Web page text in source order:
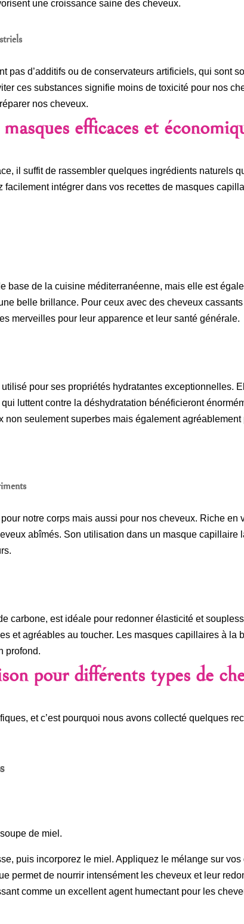
une croissance saine des cheveux.
pas d’additifs ou de conservateurs artificiels, qui sont
ces substances signifie moins de toxicité pour nos
nos cheveux.
efficaces et
il suffit de rassembler quelques ingrédients naturels
intégrer dans vos recettes de masques
base de la cuisine méditerranéenne, mais elle est
belle brillance. Pour ceux avec des cheveux
merveilles pour leur apparence et leur santé générale.
pour ses propriétés hydratantes exceptionnelles.
luttent contre la déshydratation bénéficieront
seulement superbes mais également agréablement
notre corps mais aussi pour nos cheveux. Riche
abîmés. Son utilisation dans un masque capillaire
carbone, est idéale pour redonner élasticité et
et agréables au toucher. Les masques capillaires à la
profond.
pour différents types de
et c’est pourquoi nous avons collecté quelques
de miel.
puis incorporez le miel. Appliquez le mélange sur
permet de nourrir intensément les cheveux et leur
comme un excellent agent humectant pour les